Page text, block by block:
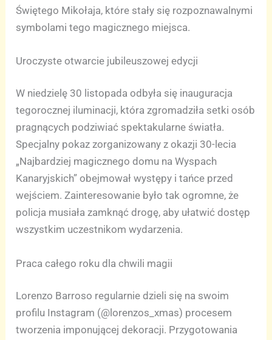
Świętego Mikołaja, które stały się rozpoznawalnymi
symbolami tego magicznego miejsca.
Uroczyste otwarcie jubileuszowej edycji
W niedzielę 30 listopada odbyła się inauguracja
tegorocznej iluminacji, która zgromadziła setki osób
pragnących podziwiać spektakularne światła.
Specjalny pokaz zorganizowany z okazji 30-lecia
„Najbardziej magicznego domu na Wyspach
Kanaryjskich” obejmował występy i tańce przed
wejściem. Zainteresowanie było tak ogromne, że
policja musiała zamknąć drogę, aby ułatwić dostęp
wszystkim uczestnikom wydarzenia.
Praca całego roku dla chwili magii
Lorenzo Barroso regularnie dzieli się na swoim
profilu Instagram (@lorenzos_xmas) procesem
tworzenia imponującej dekoracji. Przygotowania